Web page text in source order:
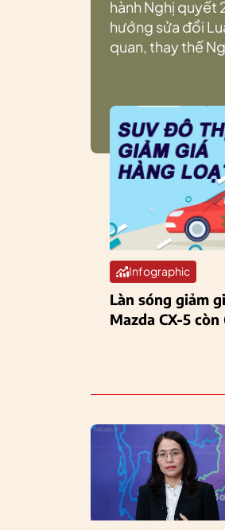
hành Nghị quyết
hướng sửa đổi
quan, thay thế
Infographic
Làn sóng giảm
Mazda CX-5